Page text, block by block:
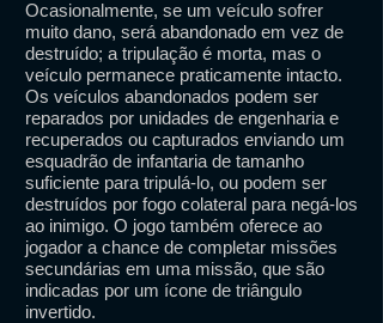
Ocasionalmente, se um veículo sofrer
muito dano, será abandonado em vez de
destruído; a tripulação é morta, mas o
veículo permanece praticamente intacto.
Os veículos abandonados podem ser
reparados por unidades de engenharia e
recuperados ou capturados enviando um
esquadrão de infantaria de tamanho
suficiente para tripulá-lo, ou podem ser
destruídos por fogo colateral para negá-los
ao inimigo. O jogo também oferece ao
jogador a chance de completar missões
secundárias em uma missão, que são
indicadas por um ícone de triângulo
invertido.